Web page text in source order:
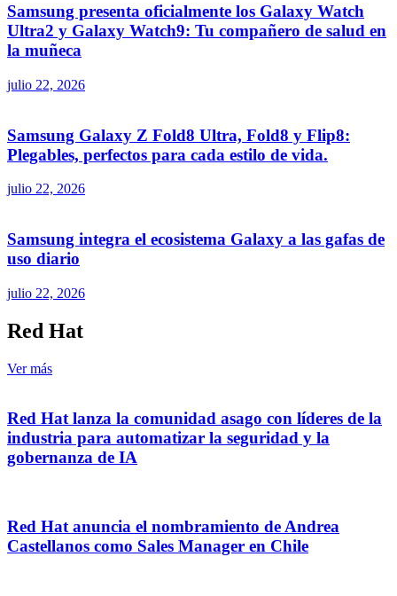
Samsung presenta oficialmente los Galaxy Watch
Ultra2 y Galaxy Watch9: Tu compañero de salud en
la muñeca
julio 22, 2026
Samsung Galaxy Z Fold8 Ultra, Fold8 y Flip8:
Plegables, perfectos para cada estilo de vida.
julio 22, 2026
Samsung integra el ecosistema Galaxy a las gafas de
uso diario
julio 22, 2026
Red Hat
Ver más
Red Hat lanza la comunidad asago con líderes de la
industria para automatizar la seguridad y la
gobernanza de IA
Red Hat anuncia el nombramiento de Andrea
Castellanos como Sales Manager en Chile